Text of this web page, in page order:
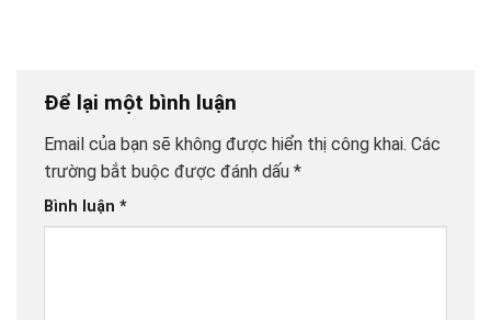
Để lại một bình luận
Email của bạn sẽ không được hiển thị công khai. Các
trường bắt buộc được đánh dấu *
Bình luận *